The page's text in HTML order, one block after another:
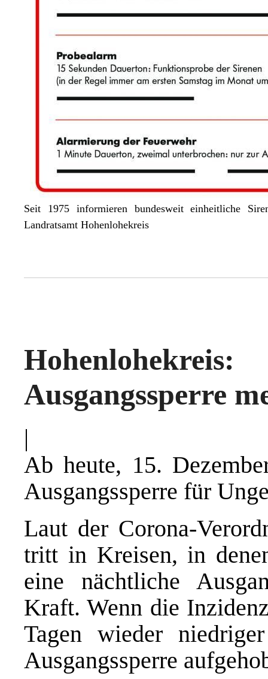
Seit 1975 informieren bundesweit einheitliche
Landratsamt Hohenlohekreis
Ausgangssperre
|
Ab heute, 15.
Ausgangssperre für
Laut der Corona-
tritt in Kreisen, in
eine nächtliche
Kraft. Wenn die
Tagen wieder
Ausgangssperre